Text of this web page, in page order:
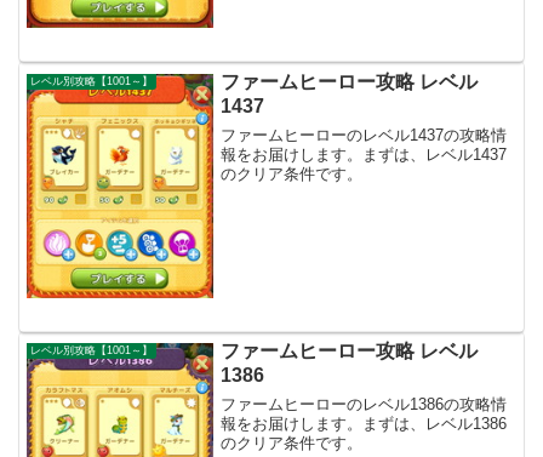
レベル別攻略【1001～】
ファームヒーロー攻略 レベル
1437
ファームヒーローのレベル1437の攻略情
報をお届けします。まずは、レベル1437
のクリア条件です。
レベル別攻略【1001～】
ファームヒーロー攻略 レベル
1386
ファームヒーローのレベル1386の攻略情
報をお届けします。まずは、レベル1386
のクリア条件です。